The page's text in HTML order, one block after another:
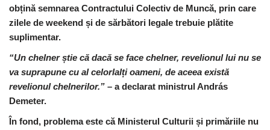
obțină semnarea Contractului Colectiv de Muncă, prin care
zilele de weekend și de sărbători legale trebuie plătite
suplimentar.
“Un chelner știe că dacă se face chelner, revelionul lui nu se
va suprapune cu al celorlalți oameni, de aceea există
revelionul chelnerilor.” – a declarat ministrul András
Demeter.
În fond, problema este că Ministerul Culturii și primăriile nu